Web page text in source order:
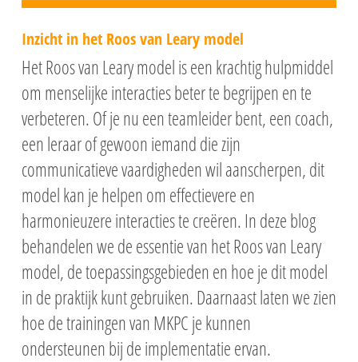
Inzicht in het Roos van Leary model
Het Roos van Leary model is een krachtig hulpmiddel
om menselijke interacties beter te begrijpen en te
verbeteren. Of je nu een teamleider bent, een coach,
een leraar of gewoon iemand die zijn
communicatieve vaardigheden wil aanscherpen, dit
model kan je helpen om effectievere en
harmonieuzere interacties te creëren. In deze blog
behandelen we de essentie van het Roos van Leary
model, de toepassingsgebieden en hoe je dit model
in de praktijk kunt gebruiken. Daarnaast laten we zien
hoe de trainingen van MKPC je kunnen
ondersteunen bij de implementatie ervan.